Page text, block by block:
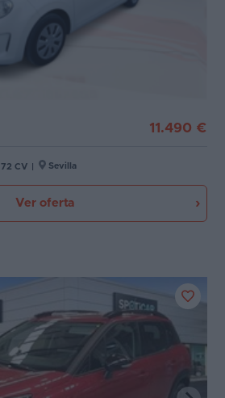
11.490 €
72 CV Sevilla
Ver oferta